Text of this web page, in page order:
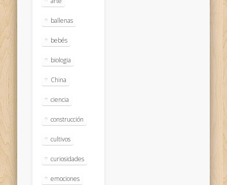
ballenas
bebés
biologia
China
ciencia
construcción
cultivos
curiosidades
emociones